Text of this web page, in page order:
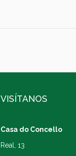
VISÍTANOS
Casa do Concello
Real, 13